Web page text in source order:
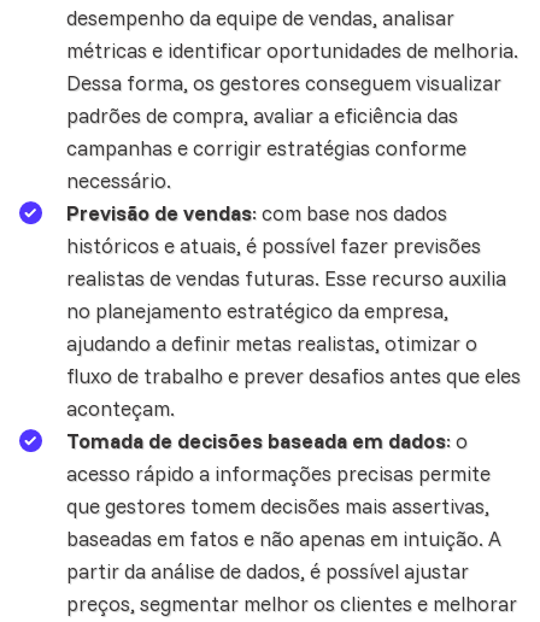
desempenho da equipe de vendas, analisar
métricas e identificar oportunidades de melhoria.
Dessa forma, os gestores conseguem visualizar
padrões de compra, avaliar a eficiência das
campanhas e corrigir estratégias conforme
necessário.
Previsão de vendas: com base nos dados
históricos e atuais, é possível fazer previsões
realistas de vendas futuras. Esse recurso auxilia
no planejamento estratégico da empresa,
ajudando a definir metas realistas, otimizar o
fluxo de trabalho e prever desafios antes que eles
aconteçam.
Tomada de decisões baseada em dados: o
acesso rápido a informações precisas permite
que gestores tomem decisões mais assertivas,
baseadas em fatos e não apenas em intuição. A
partir da análise de dados, é possível ajustar
preços, segmentar melhor os clientes e melhorar